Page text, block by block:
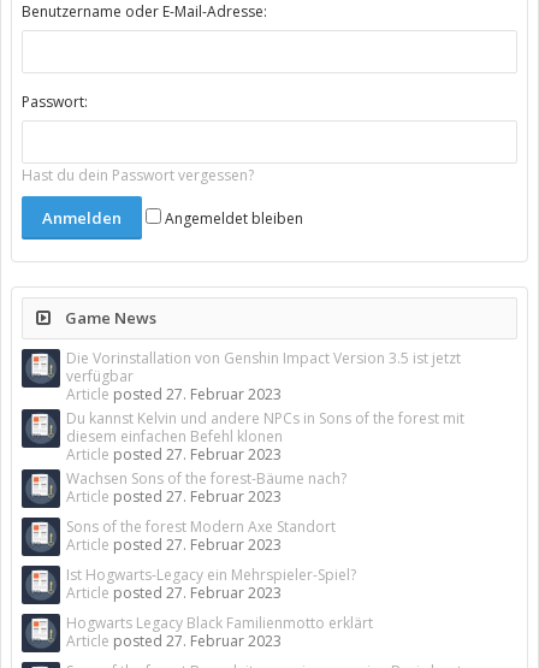
Benutzername oder E-Mail-Adresse:
Passwort:
Hast du dein Passwort vergessen?
Angemeldet bleiben
Game News
Die Vorinstallation von Genshin Impact Version 3.5 ist jetzt
verfügbar
Article posted 27. Februar 2023
Du kannst Kelvin und andere NPCs in Sons of the forest mit
diesem einfachen Befehl klonen
Article posted 27. Februar 2023
Wachsen Sons of the forest-Bäume nach?
Article posted 27. Februar 2023
Sons of the forest Modern Axe Standort
Article posted 27. Februar 2023
Ist Hogwarts-Legacy ein Mehrspieler-Spiel?
Article posted 27. Februar 2023
Hogwarts Legacy Black Familienmotto erklärt
Article posted 27. Februar 2023